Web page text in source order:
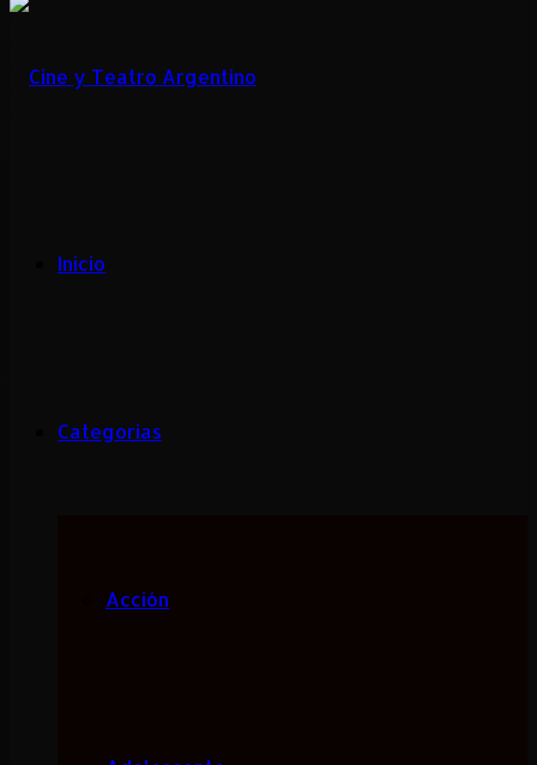
Inicio
Categorias
Acción